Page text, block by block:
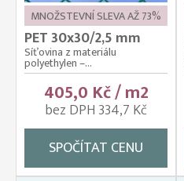
MNOŽSTEVNÍ SLEVA AŽ 73%
PET 30x30/2,5 mm
Síťovina z materiálu
polyethylen –...
405,0 Kč / m2
bez DPH 334,7 Kč
SPOČÍTAT CENU